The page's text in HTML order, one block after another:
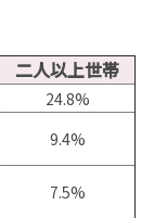
二人以上世帯
24.8%
9.4%
7.5%